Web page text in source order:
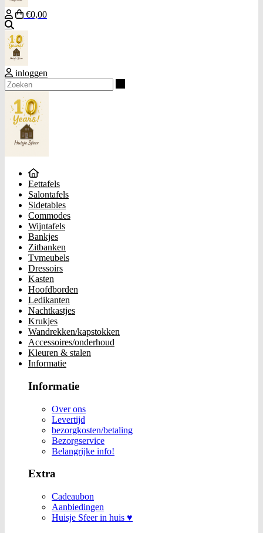
€0,00
inloggen
Eettafels
Salontafels
Sidetables
Commodes
Wijntafels
Bankjes
Zitbanken
Tvmeubels
Dressoirs
Kasten
Hoofdborden
Ledikanten
Nachtkastjes
Krukjes
Wandrekken/kapstokken
Accessoires/onderhoud
Kleuren & stalen
Informatie
Informatie
Over ons
Levertijd
bezorgkosten/betaling
Bezorgservice
Belangrijke info!
Extra
Cadeaubon
Aanbiedingen
Huisje Sfeer in huis ♥